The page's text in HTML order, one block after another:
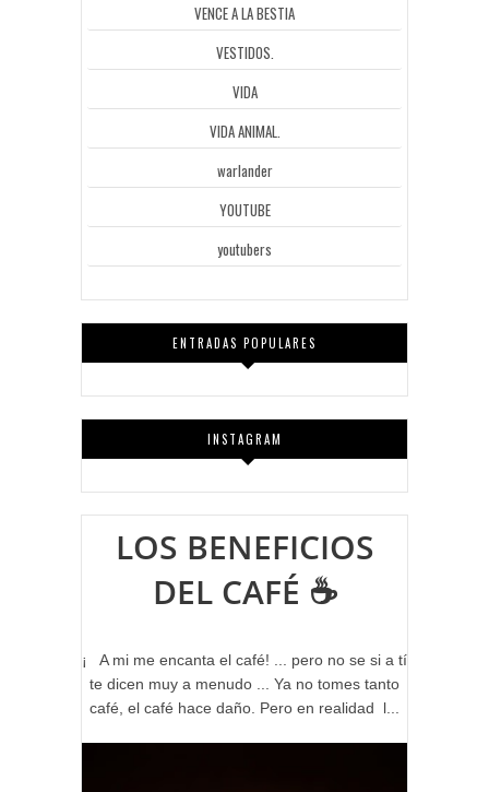
VENCE A LA BESTIA
VESTIDOS.
VIDA
VIDA ANIMAL.
warlander
YOUTUBE
youtubers
ENTRADAS POPULARES
INSTAGRAM
LOS BENEFICIOS
DEL CAFÉ ☕
¡ A mi me encanta el café! ... pero no se si a tí
te dicen muy a menudo ... Ya no tomes tanto
café, el café hace daño. Pero en realidad l...